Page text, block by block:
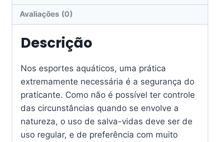
Avaliações (0)
Descrição
Nos esportes aquáticos, uma prática
extremamente necessária é a segurança do
praticante. Como não é possível ter controle
das circunstâncias quando se envolve a
natureza, o uso de salva-vidas deve ser de
uso regular, e de preferência com muito